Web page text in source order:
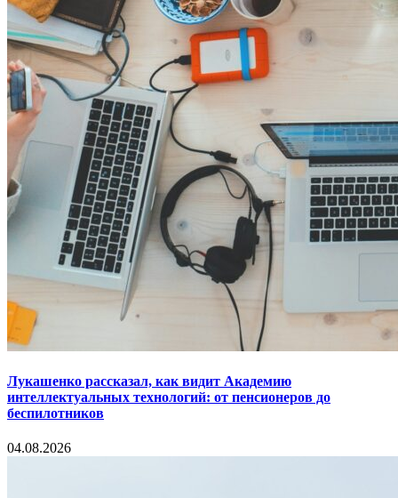
Лукашенко рассказал, как видит Академию
интеллектуальных технологий: от пенсионеров до
беспилотников
04.08.2026